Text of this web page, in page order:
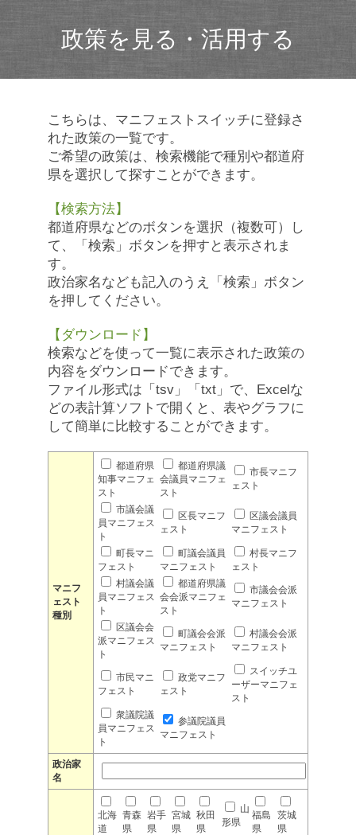
政策を見る・活用する
こちらは、マニフェストスイッチに登録さ
れた政策の一覧です。
ご希望の政策は、検索機能で種別や都道府
県を選択して探すことができます。
【検索方法】
都道府県などのボタンを選択（複数可）し
て、「検索」ボタンを押すと表示されま
す。
政治家名なども記入のうえ「検索」ボタン
を押してください。
【ダウンロード】
検索などを使って一覧に表示された政策の
内容をダウンロードできます。
ファイル形式は「tsv」「txt」で、Excelな
どの表計算ソフトで開くと、表やグラフに
して簡単に比較することができます。
マニフ
ェスト
種別
都道府県
知事マニフェ
スト
都道府県議
会議員マニフェ
スト
市長マニフ
ェスト
市議会議
員マニフェス
ト
区長マニフ
ェスト
区議会議員
マニフェスト
町長マニ
フェスト
町議会議員
マニフェスト
村長マニフ
ェスト
村議会議
員マニフェス
ト
都道府県議
会会派マニフェ
スト
市議会会派
マニフェスト
区議会会
派マニフェス
ト
町議会会派
マニフェスト
村議会会派
マニフェスト
市民マニ
フェスト
政党マニフ
ェスト
スイッチユ
ーザーマニフェ
スト
衆議院議
員マニフェス
ト
参議院議員
マニフェスト
政治家
名
北海
道
青森
県
岩手
県
宮城
県
秋田
県
山
形県
福島
県
茨城
県